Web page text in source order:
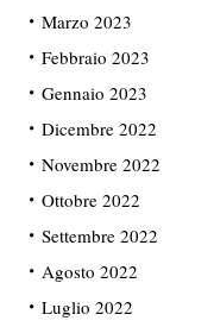
Marzo 2023
Febbraio 2023
Gennaio 2023
Dicembre 2022
Novembre 2022
Ottobre 2022
Settembre 2022
Agosto 2022
Luglio 2022